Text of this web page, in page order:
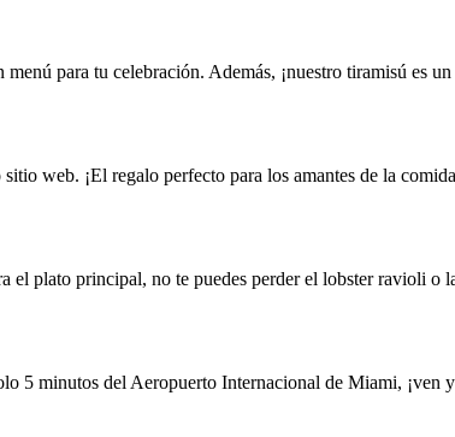
para tu celebración. Además, ¡nuestro tiramisú es
web. ¡El regalo perfecto para los amantes de la
el plato principal, no te puedes perder el lobster ravioli o
5 minutos del Aeropuerto Internacional de Miami, ¡ven